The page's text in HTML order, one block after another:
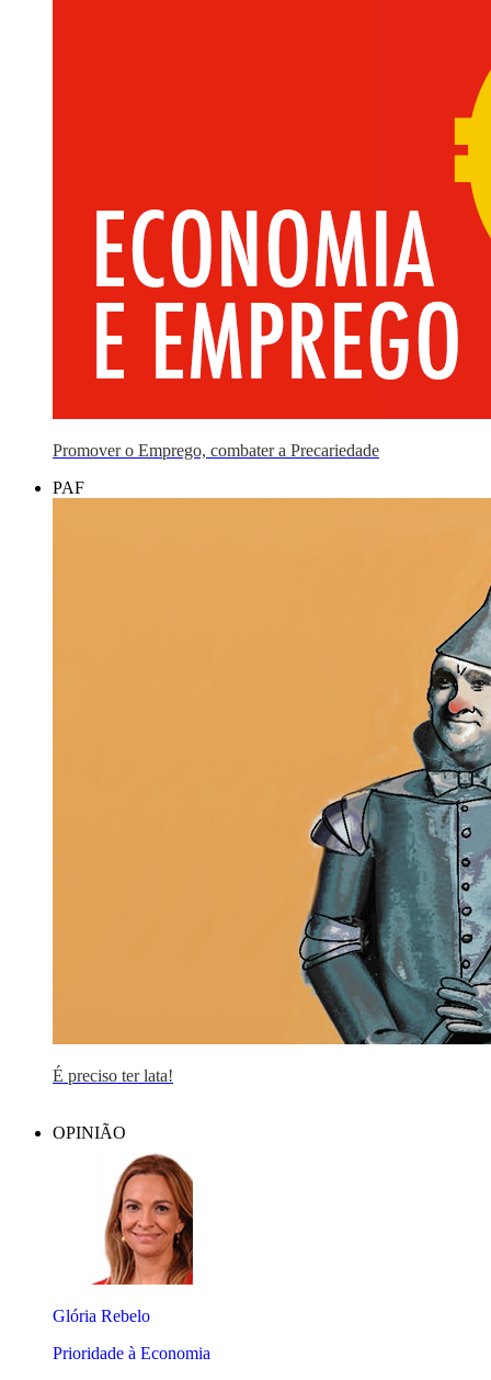
Promover o Emprego, combater a Precariedade
PAF
É preciso ter lata!
OPINIÃO
Glória Rebelo
Prioridade à Economia